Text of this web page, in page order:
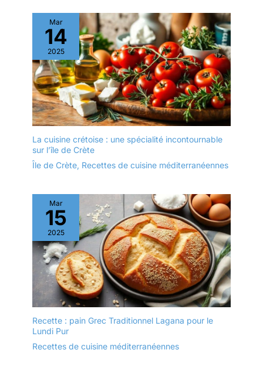
Mar
14
2025
La cuisine crétoise : une spécialité incontournable
sur l’île de Crète
Île de Crète, Recettes de cuisine méditerranéennes
Mar
15
2025
Recette : pain Grec Traditionnel Lagana pour le
Lundi Pur
Recettes de cuisine méditerranéennes